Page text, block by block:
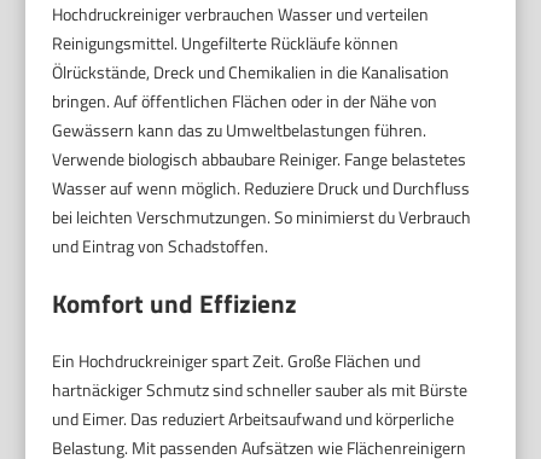
Hochdruckreiniger verbrauchen Wasser und verteilen
Reinigungsmittel. Ungefilterte Rückläufe können
Ölrückstände, Dreck und Chemikalien in die Kanalisation
bringen. Auf öffentlichen Flächen oder in der Nähe von
Gewässern kann das zu Umweltbelastungen führen.
Verwende biologisch abbaubare Reiniger. Fange belastetes
Wasser auf wenn möglich. Reduziere Druck und Durchfluss
bei leichten Verschmutzungen. So minimierst du Verbrauch
und Eintrag von Schadstoffen.
Komfort und Effizienz
Ein Hochdruckreiniger spart Zeit. Große Flächen und
hartnäckiger Schmutz sind schneller sauber als mit Bürste
und Eimer. Das reduziert Arbeitsaufwand und körperliche
Belastung. Mit passenden Aufsätzen wie Flächenreinigern